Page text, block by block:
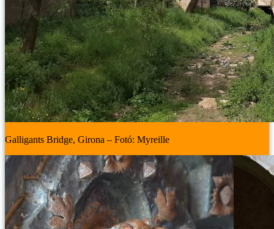
Galligants Bridge, Girona – Fotó: Myreille